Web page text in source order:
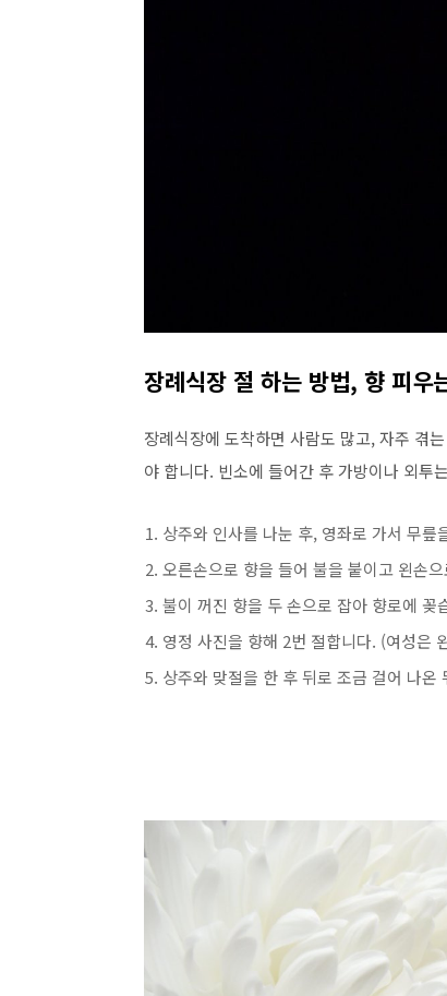
장례식장 절 하는 방법, 향 피우
장례식장에 도착하면 사람도 많고, 자주 겪
야 합니다. 빈소에 들어간 후 가방이나 외투
상주와 인사를 나눈 후, 영좌로 가서 무릎
오른손으로 향을 들어 불을 붙이고 왼손
불이 꺼진 향을 두 손으로 잡아 향로에 꽂
영정 사진을 향해 2번 절합니다. (여성은
상주와 맞절을 한 후 뒤로 조금 걸어 나온